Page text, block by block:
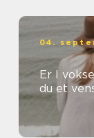
04.
Er I
du et